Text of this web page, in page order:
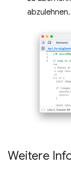
abzulehnen.
Weitere